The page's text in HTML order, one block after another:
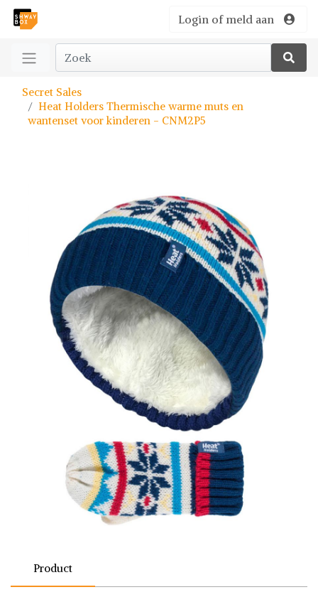
Login of meld aan
Secret Sales
Heat Holders Thermische warme muts en
wantenset voor kinderen - CNM2P5
Product